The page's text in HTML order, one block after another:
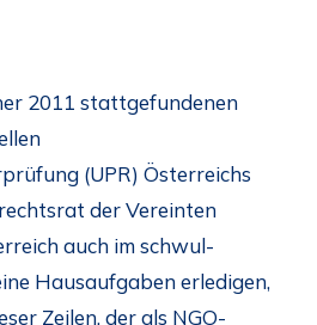
2011 stattgefundenen
(UPR) Österreichs
der Vereinten
auch im schwul-
Hausaufgaben erledigen,
Zeilen, der als NGO-